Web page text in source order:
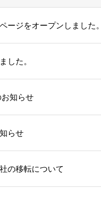
ージをオープンしました。
した。
知らせ
らせ
の移転について